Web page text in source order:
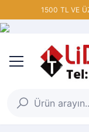
1500 TL VE